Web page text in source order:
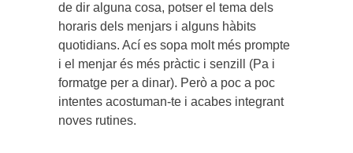
de dir alguna cosa, potser el tema dels
horaris dels menjars i alguns hàbits
quotidians. Ací es sopa molt més prompte
i el menjar és més pràctic i senzill (Pa i
formatge per a dinar). Però a poc a poc
intentes acostuman-te i acabes integrant
noves rutines.